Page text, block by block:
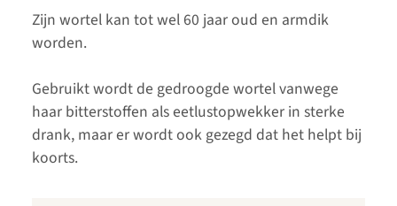
Zijn wortel kan tot wel 60 jaar oud en armdik
worden.
Gebruikt wordt de gedroogde wortel vanwege
haar bitterstoffen als eetlustopwekker in sterke
drank, maar er wordt ook gezegd dat het helpt bij
koorts.